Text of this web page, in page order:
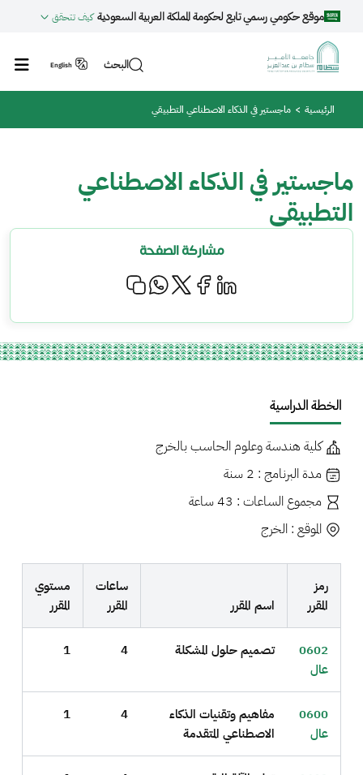
تجاوز إلى المحتوى الرئيسي
موقع حكومي رسمي تابع لحكومة المملكة العربية السعودية كيف تتحقق
البحث English
مسار التنقل
الرئيسية ماجستير في الذكاء الاصطناعي التطبيقي
ماجستير في الذكاء الاصطناعي
التطبيقي
مشاركة الصفحة
الخطة الدراسية
كلية هندسة وعلوم الحاسب بالخرج
مدة البرنامج : 2 سنة
مجموع الساعات : 43 ساعة
الموقع : الخرج
رمز
المقرر
اسم المقرر
ساعات
المقرر
مستوي
المقرر
0602
عال
تصميم حلول المشكلة 4
1
0600
عال
مفاهيم وتقنيات الذكاء
الاصطناعي المتقدمة
4
1